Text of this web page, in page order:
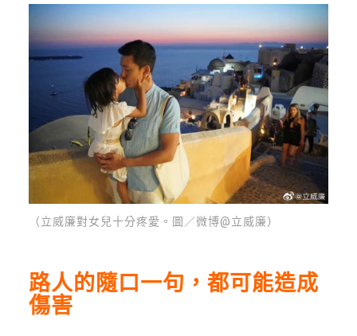
（立威廉對女兒十分疼愛。圖／微博@立威廉）
路人的隨口一句，都可能造成
傷害